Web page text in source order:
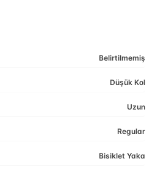
Belirtilmemiş
Düşük Kol
Uzun
Regular
Bisiklet Yaka